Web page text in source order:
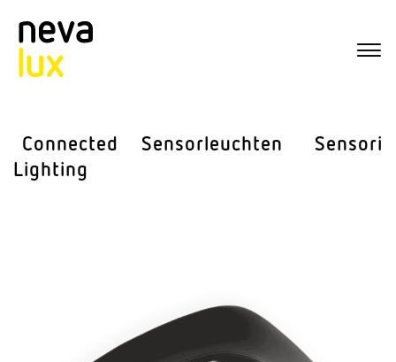
Connected
Lighting
Sensor­leuchten Sensorik